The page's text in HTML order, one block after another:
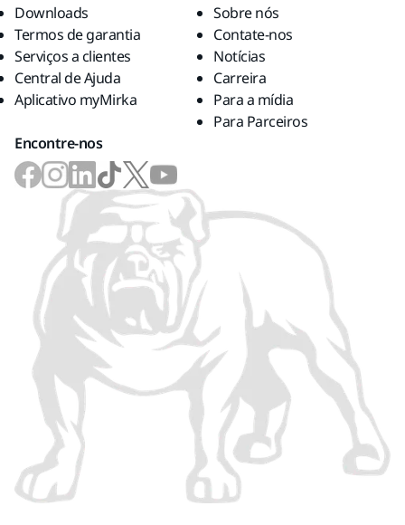
Downloads
Termos de garantia
Serviços a clientes
Central de Ajuda
Aplicativo myMirka
Sobre nós
Contate-nos
Notícias
Carreira
Para a mídia
Para Parceiros
Encontre-nos